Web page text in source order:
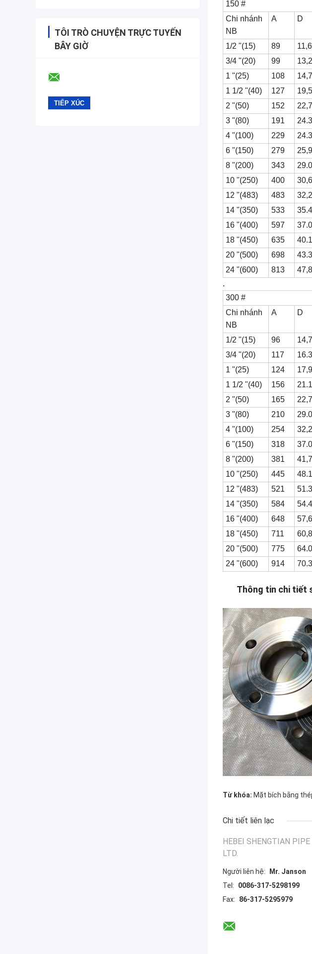
TÔI TRÒ CHUYỆN TRỰC TUYẾN
BÂY GIỜ
150 #
Chi nhánh
NB
A D
1/2 "(15)
89 11,6
3/4 "(20)
99 13,2
1 "(25)
108 14,7
1 1/2 "(40)
127 19,5
2 "(50)
152 22,7
3 "(80)
191 24.3
4 "(100)
229 24.3
6 "(150)
279 25,9
8 "(200)
343 29.0
10 "(250)
400 30,6
12 "(483)
483 32,2
14 "(350)
533 35.4
16 "(400)
597 37.0
18 "(450)
635 40.1
20 "(500)
698 43.3
24 "(600)
813 47,8
.
300 #
Chi nhánh
NB
A D
1/2 "(15)
96 14,7
3/4 "(20)
117 16.3
1 "(25)
124 17,9
1 1/2 "(40)
156 21.1
2 "(50)
165 22,7
3 "(80)
210 29.0
4 "(100)
254 32,2
6 "(150)
318 37.0
8 "(200)
381 41,7
10 "(250)
445 48.1
12 "(483)
521 51.3
14 "(350)
584 54.4
16 "(400)
648 57,6
18 "(450)
711 60,8
20 "(500)
775 64.0
24 "(600)
914 70.3
Thông tin chi tiết
Từ khóa: Mặt bích bằng
Chi tiết liên lạc
HEBEI SHENGTIAN
LTD.
Người liên hệ:
Mr. Janson
Tel:
0086-317-5298199
Fax:
86-317-5295979